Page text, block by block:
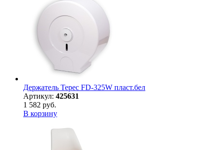
Держатель Терес FD-325W пласт.бел
Артикул: 425631
1 582 руб.
В корзину